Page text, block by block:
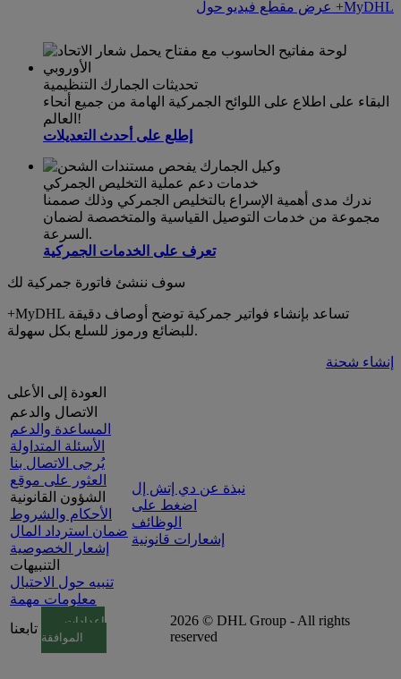
عرض مقطع فيديو حول +MyDHL
تحديثات الجمارك التنظيمية
البقاء على اطلاع على اللوائح الجمركية الهامة من جميع أنحاء
العالم!
إطلع على أحدث التعديلات
خدمات دعم عملية التخليص الجمركي
ندرك مدى أهمية الإسراع بالتخليص الجمركي وذلك صممنا
مجموعة من خدمات التوصيل القياسية والمتخصصة لضمان
السرعة.
تعرف على الخدمات الجمركية
سوف ننشئ فاتورة جمركية لك
+MyDHL تساعد بإنشاء فواتير جمركية توضح أوصاف دقيقة
للبضائع ورموز للسلع بكل سهولة.
إنشاء شحنة
العودة إلى الأعلى
المساعدة والدعم
الأسئلة المتداولة
يُرجى الاتصال بنا
العثور على موقع
الشؤون القانونية
الأحكام والشروط
ضمان استرداد المال
إشعار الخصوصية
التنبيهات
تنبيه حول الاحتيال
معلومات مهمة
نبذة عن دي إتش إل
اضغط على
الوظائف
إشعارات قانونية
تابعنا
إعدادات
الموافقة
2026 © DHL Group - All rights
reserved